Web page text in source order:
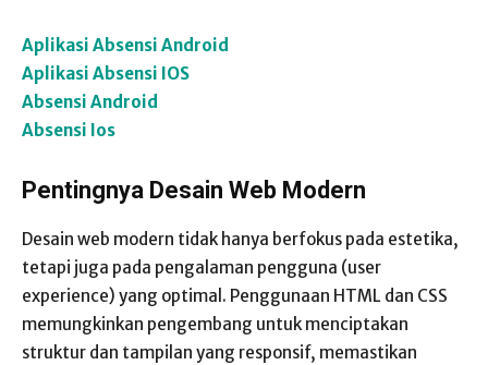
Aplikasi Absensi Android
Aplikasi Absensi IOS
Absensi Android
Absensi Ios
Pentingnya Desain Web Modern
Desain web modern tidak hanya berfokus pada estetika,
tetapi juga pada pengalaman pengguna (user
experience) yang optimal. Penggunaan HTML dan CSS
memungkinkan pengembang untuk menciptakan
struktur dan tampilan yang responsif, memastikan